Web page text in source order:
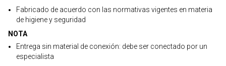
Fabricado de acuerdo con las normativas vigentes en materia
de higiene y seguridad
NOTA
Entrega sin material de conexión: debe ser conectado por un
especialista